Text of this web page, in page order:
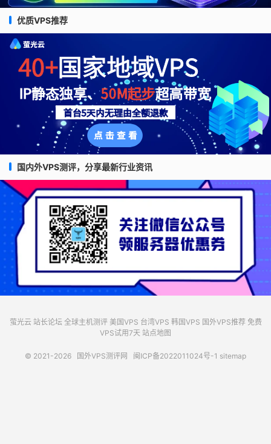
优质VPS推荐
国内外VPS测评，分享最新行业资讯
萤光云 站长论坛 全球主机测评 美国VPS 台湾VPS 韩国VPS 国外VPS推荐 免费
VPS试用7天 站点地图
© 2021-2026 国外VPS测评网 闽ICP备2022011024号-1 sitemap